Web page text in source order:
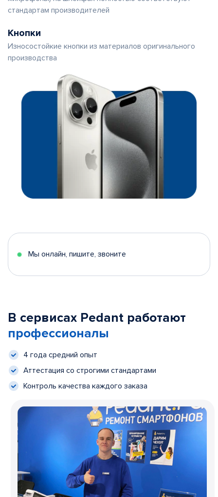
стандартам производителей
Кнопки
Износостойкие кнопки из материалов оригинального
производства
Мы онлайн, пишите, звоните
В сервисах Pedant работают
профессионалы
4 года средний опыт
Аттестация со строгими стандартами
Контроль качества каждого заказа